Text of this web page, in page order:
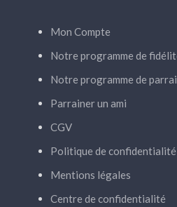
Mon Compte
Notre programme de
Notre programme de
Parrainer un ami
CGV
Politique de confidentialité
Mentions légales
Centre de confidentialité